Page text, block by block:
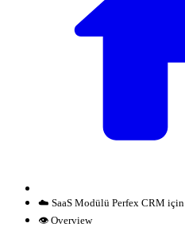
☁️ SaaS Modülü Perfex CRM için
👁️ Overview